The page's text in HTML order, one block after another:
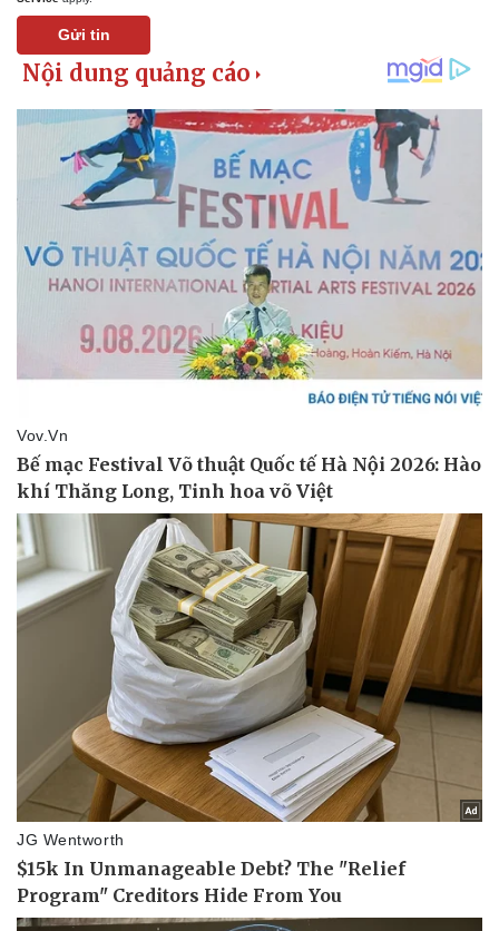
Doanh nghiệp
Thông tin doanh nghiệp
Doanh nghiệp 24h
Doanh nhân
Vì cộng đồng
Công nghệ
Sành điệu
Tin Công nghệ
Trải nghiệm
Chuyển đổi số
Gửi tin